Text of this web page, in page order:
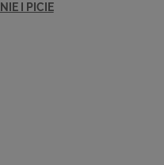
I PICIE